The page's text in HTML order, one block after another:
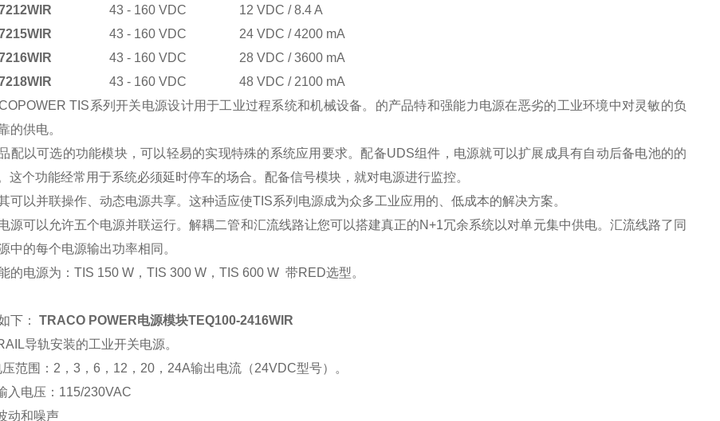
43 - 160 VDC
12 VDC / 8.4 A
43 - 160 VDC
24 VDC / 4200 mA
43 - 160 VDC
28 VDC / 3600 mA
43 - 160 VDC
48 VDC / 2100 mA
TIS系列开关电源设计用于工业过程系统和机械设备。的产品特和强能力电源在恶劣的工业环境中对灵敏的负
的供电。
配以可选的功能模块，可以轻易的实现特殊的系统应用要求。配备UDS组件，电源就可以扩展成具有自动后备电池的的
这个功能经常用于系统必须延时停车的场合。配备信号模块，就对电源进行监控。
可以并联操作、动态电源共享。这种适应使TIS系列电源成为众多工业应用的、低成本的解决方案。
源可以允许五个电源并联运行。解耦二管和汇流线路让您可以搭建真正的N+1冗余系统以对单元集中供电。汇流线路了同
中的每个电源输出功率相同。
的电源为：TIS 150 W，TIS 300 W，TIS 600 W 带RED选型。
下： TRACO POWER电源模块TEQ100-2416WIR
导轨安装的工业开关电源。
范围：2，3，6，12，20，24A输出电流（24VDC型号）。
电压：115/230VAC
动和噪声